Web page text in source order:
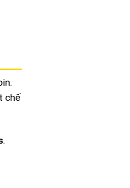
chế
.